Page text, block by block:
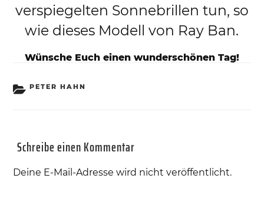
verspiegelten Sonnebrillen tun, so
wie dieses Modell von Ray Ban.
Wünsche Euch einen wunderschönen Tag!
KATEGORIEN
PETER HAHN
Schreibe einen Kommentar
Deine E-Mail-Adresse wird nicht veröffentlicht.